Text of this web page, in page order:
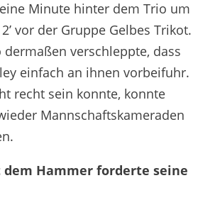
Minute hinter dem Trio um
vor der Gruppe Gelbes Trikot.
dermaßen verschleppte, dass
einfach an ihnen vorbeifuhr.
recht sein konnte, konnte
Mannschaftskameraden
Hammer forderte seine